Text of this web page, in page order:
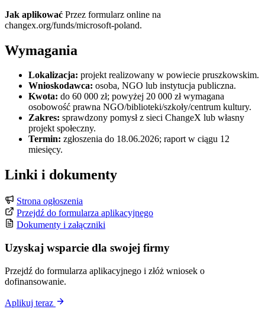
Jak aplikować Przez formularz online na
changex.org/funds/microsoft-poland.
Wymagania
Lokalizacja: projekt realizowany w powiecie pruszkowskim.
Wnioskodawca: osoba, NGO lub instytucja publiczna.
Kwota: do 60 000 zł; powyżej 20 000 zł wymagana
osobowość prawna NGO/biblioteki/szkoły/centrum kultury.
Zakres: sprawdzony pomysł z sieci ChangeX lub własny
projekt społeczny.
Termin: zgłoszenia do 18.06.2026; raport w ciągu 12
miesięcy.
Linki i dokumenty
Strona ogłoszenia
Przejdź do formularza aplikacyjnego
Dokumenty i załączniki
Uzyskaj wsparcie dla swojej firmy
Przejdź do formularza aplikacyjnego i złóż wniosek o
dofinansowanie.
Aplikuj teraz